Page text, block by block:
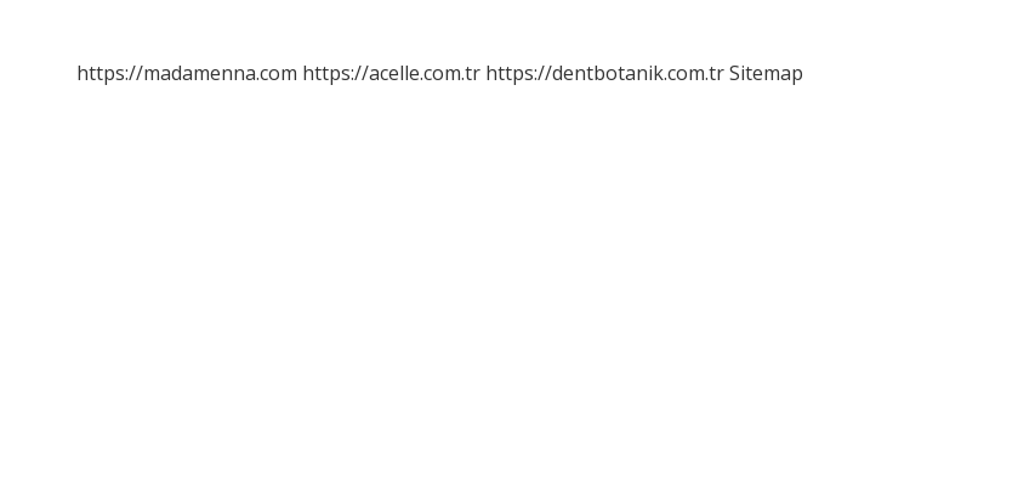
https://madamenna.com https://acelle.com.tr https://dentbotanik.com.trSitemap